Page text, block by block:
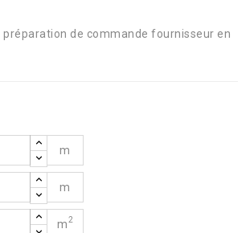
de commande fournisseur en
m
m
m2